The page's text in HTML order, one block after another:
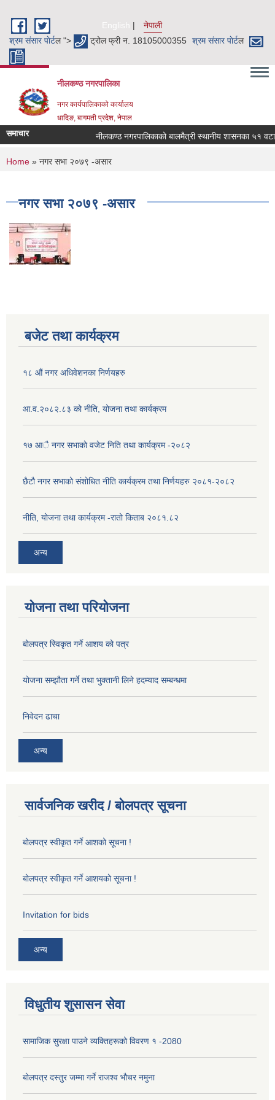
English
नेपाली
श्रम संसार पाेर्टल "> ट्रोल फ्री न. 18105000355 श्रम संसार पाेर्टल
नीलकण्ठ नगरपालिका
नगर कार्यपालिकाको कार्यालय
धादिङ, बागमती प्रदेश, नेपाल
समाचार नीलकण्ठ नगरपालिकाको बालमैत्री स्थानीय शासनका ५१ वटा
You are here
Home » नगर सभा २०७९ -असार
नगर सभा २०७९ -असार
बजेट तथा कार्यक्रम
१८ औं नगर अधिवेशनका निर्णयहरु
आ.व.२०८२.८३ को नीति, योजना तथा कार्यक्रम
१७ आै नगर सभाकाे वजेट निति तथा कार्यक्रम -२०८२
छैटौ नगर सभाको संशोधित नीति कार्यक्रम तथा निर्णयहरु २०८१-२०८२
नीति, योजना तथा कार्यक्रम -रातो किताब २०८१.८२
अन्य
योजना तथा परियोजना
बोलपत्र स्विकृत गर्ने आशय को पत्र
योजना सम्झौता गर्ने तथा भुक्तानी लिने हदम्याद सम्बन्धमा
निवेदन ढाचा
अन्य
सार्वजनिक खरीद / बोलपत्र सूचना
बोलपत्र स्वीकृत गर्ने आशको सूचना !
बोलपत्र स्वीकृत गर्ने आशयको सूचना !
Invitation for bids
अन्य
विधुतीय शुसासन सेवा
सामाजिक सुरक्षा पाउने व्यक्तिहरूको विवरण १ -2080
बोलपत्र दस्तुर जम्मा गर्ने राजश्व भौचर नमुना